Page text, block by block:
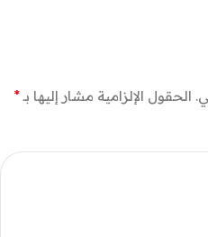
الحقول الإلزامية مشار إليها بـ*